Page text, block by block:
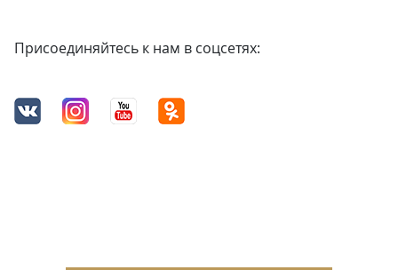
Присоединяйтесь к нам в соцсетях: